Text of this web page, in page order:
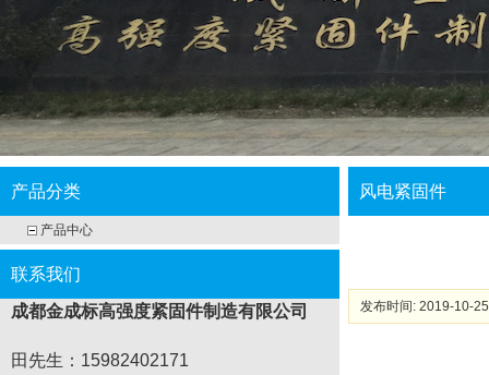
产品分类
产品中心
联系我们
成都金成标高强度紧固件制造有限公司
田先生：15982402171
风电紧固件
发布时间: 2019-10-